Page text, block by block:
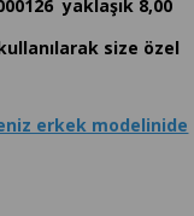
yaklaşık 8,00
size özel
erkek modelinide